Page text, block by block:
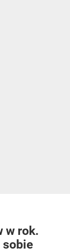
w rok.
sobie